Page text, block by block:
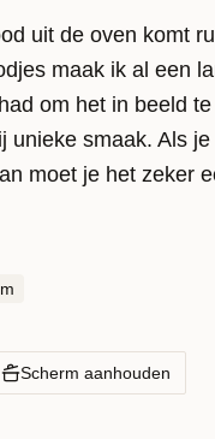
uit de oven komt
maak ik al een
om het in beeld
unieke smaak. Als
moet je het zeker
Scherm aanhouden